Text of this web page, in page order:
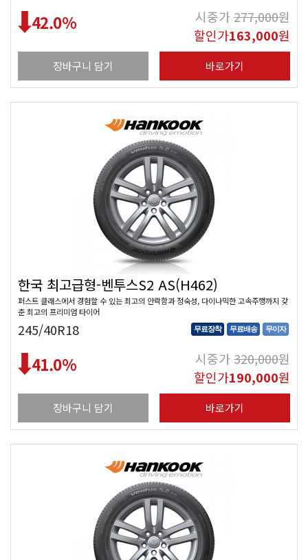
42.0% 시중가277,000원
할인가163,000원
장바구니 담기 바로가기
한국 최고급형-벤투스S2 AS(H462)
퍼스트 클래스에서 경험할 수 있는 최고의 안락함과 정숙성, 다이나믹한 고속주행까지 갖
춘 최고의 프리미엄 타이어
245/40R18 무료장착 무료배송 무이자
41.0% 시중가320,000원
할인가190,000원
장바구니 담기 바로가기